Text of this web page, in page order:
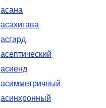
асана
асахигава
асгард
асептический
асиенд
асимметричный
асинхронный